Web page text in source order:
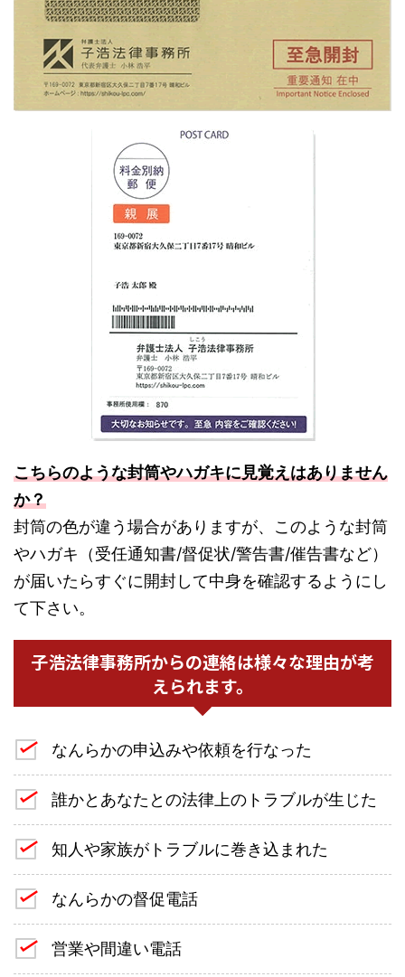
こちらのような封筒やハガキに見覚えはありません
か？
封筒の色が違う場合がありますが、このような封筒
やハガキ（受任通知書/督促状/警告書/催告書など）
が届いたらすぐに開封して中身を確認するようにし
て下さい。
子浩法律事務所からの連絡は様々な理由が考
えられます。
なんらかの申込みや依頼を行なった
誰かとあなたとの法律上のトラブルが生じた
知人や家族がトラブルに巻き込まれた
なんらかの督促電話
営業や間違い電話